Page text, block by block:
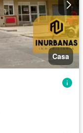
Casa